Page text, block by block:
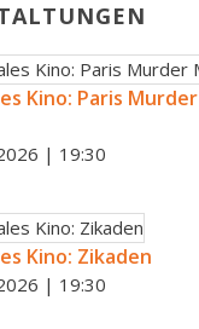
Kino: Paris Murder
| 19:30
Kino: Zikaden
| 19:30